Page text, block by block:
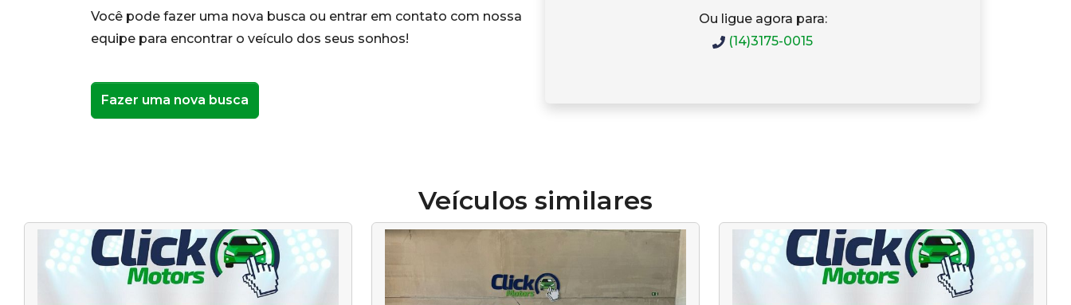
Você pode fazer uma nova busca ou entrar em contato com nossa
equipe para encontrar o veículo dos seus sonhos!
Fazer uma nova busca
Ou ligue agora para:
(14)3175-0015
Veículos similares